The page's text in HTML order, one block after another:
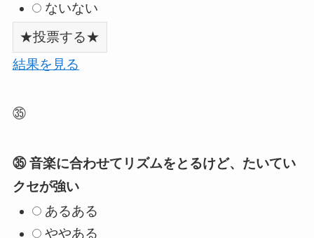
ないない
結果を見る
㉟
㉟ 音楽に合わせてリズムをとるけど、たいてい
クセが強い
あるある
ややある